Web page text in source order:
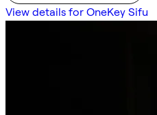
View details for OneKey Sifu